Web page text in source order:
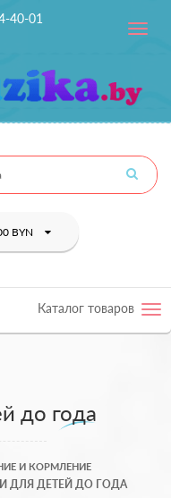
40-01
Toggle
BYN
Каталог товаров
до года
И КОРМЛЕНИЕ
ДЛЯ ДЕТЕЙ ДО ГОДА